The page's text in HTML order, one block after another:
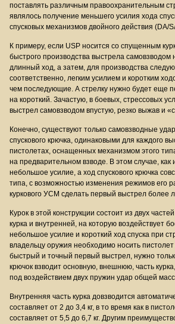
поставлять различным правоохранительным
являлось получение меньшего усилия хода
спусковых механизмов двойного действия (DA/
К примеру, если USP носится со спущенным
быстрого производства выстрела
длинный ход, а затем, для производства
соответственно, легким усилием и коротким
чем последующие. А стрелку нужно будет еще
на короткий. Зачастую, в боевых, стрессовых
выстрел самовзводом впустую, резко выжав и
Конечно, существуют только самовзводные
спускового крючка, одинаковыми для каждого
пистолетах, оснащенных механизмом этого
на предварительном взводе. В этом случае, как
небольшое усилие, а ход спускового крючка
типа, с возможностью изменения режимов его
куркового УСМ сделать первый выстрел более
Курок в этой конструкции состоит из двух
курка и внутренней, на которую воздействует
небольшое усилие и короткий ход спуска при
владельцу оружия необходимо носить
быстрый и точный первый выстрел, нужно
крючок взводит основную, внешнюю, часть
под воздействием двух пружин удар общей
Внутренняя часть курка довзводится
составляет от 2 до 3,4 кг, в то время как в
составляет от 5,5 до 6,7 кг. Другим